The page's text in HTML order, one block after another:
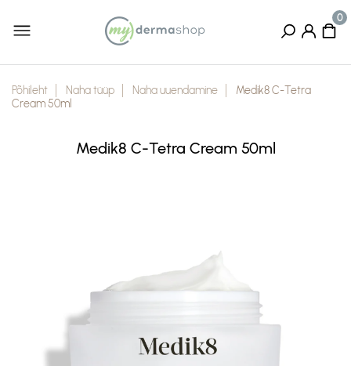
Põhileht Naha tüüp Naha uuendamine
Medik8 C-Tetra
Cream 50ml
Medik8 C-Tetra Cream 50ml